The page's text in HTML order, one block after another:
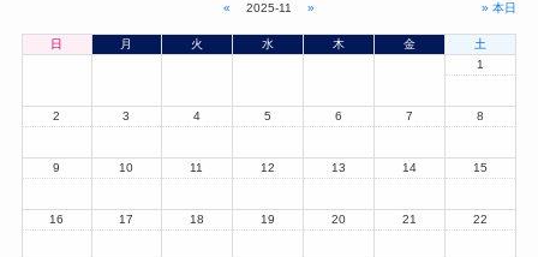
« 2025-11 » » 本日
日 月 火 水 木 金
土
1
2 3 4 5 6 7 8
9 10 11 12 13 14 15
16 17 18 19 20 21 22